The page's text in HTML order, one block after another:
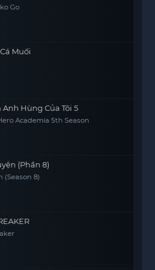
Go
Muối
Anh Hùng Của Tôi 5
Academia 5th Season
(Phần 8)
(Season 8)